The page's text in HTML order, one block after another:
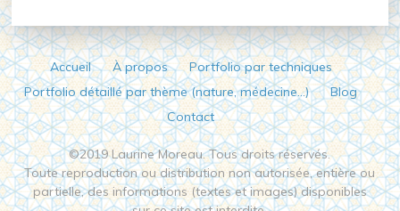
Accueil À propos
Portfolio par techniques
Portfolio détaillé par thème (nature, médecine…)
Blog
Contact
©2019 Laurine Moreau. Tous droits réservés.
Toute reproduction ou distribution non autorisée, entière ou
partielle, des informations (textes et images) disponibles